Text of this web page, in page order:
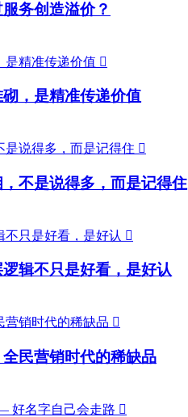
务创造溢价？

，是精准传递价值

不是说得多，而是记得住

辑不只是好看，是好认

民营销时代的稀缺品
